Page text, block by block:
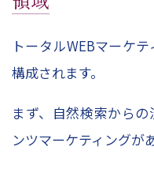
トータルWEBマーケ
構成されます。
まず、自然検索から
ンツマーケティングが